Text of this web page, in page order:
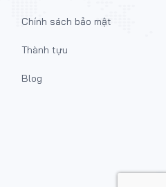
Chính sách bảo mật
Thành tựu
Blog